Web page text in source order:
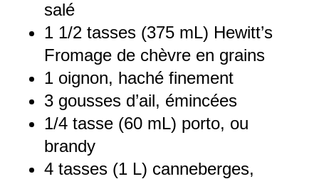
salé
1 1/2 tasses (375 mL) Hewitt’s
Fromage de chèvre en grains
1 oignon, haché finement
3 gousses d’ail, émincées
1/4 tasse (60 mL) porto, ou
brandy
4 tasses (1 L) canneberges,